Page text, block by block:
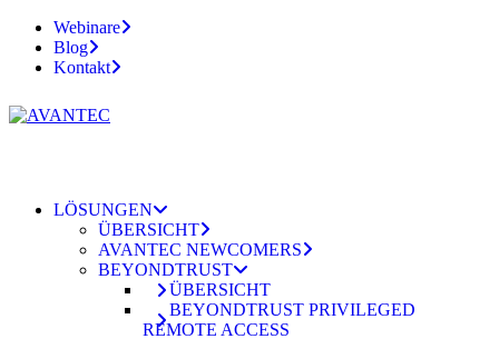
Webinare
Blog
Kontakt
LÖSUNGEN
ÜBERSICHT
AVANTEC NEWCOMERS
BEYONDTRUST
ÜBERSICHT
BEYONDTRUST PRIVILEGED
REMOTE ACCESS